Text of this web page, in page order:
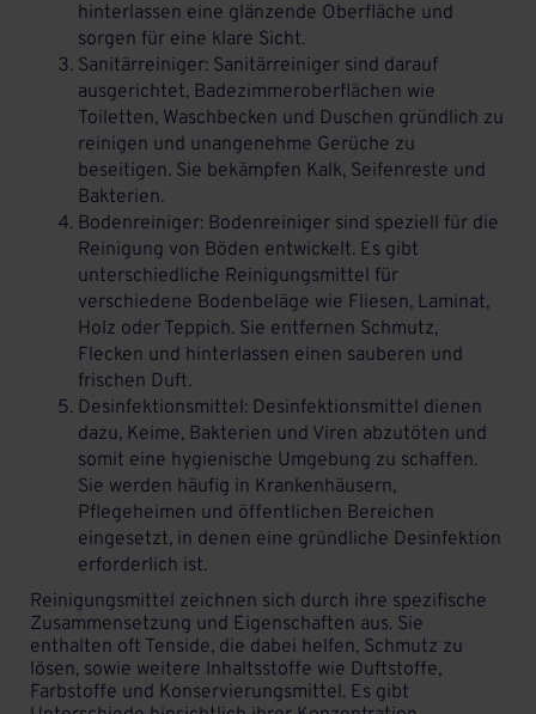
hinterlassen eine glänzende Oberfläche und
sorgen für eine klare Sicht.
Sanitärreiniger: Sanitärreiniger sind darauf
ausgerichtet, Badezimmeroberflächen wie
Toiletten, Waschbecken und Duschen gründlich zu
reinigen und unangenehme Gerüche zu
beseitigen. Sie bekämpfen Kalk, Seifenreste und
Bakterien.
Bodenreiniger: Bodenreiniger sind speziell für die
Reinigung von Böden entwickelt. Es gibt
unterschiedliche Reinigungsmittel für
verschiedene Bodenbeläge wie Fliesen, Laminat,
Holz oder Teppich. Sie entfernen Schmutz,
Flecken und hinterlassen einen sauberen und
frischen Duft.
Desinfektionsmittel: Desinfektionsmittel dienen
dazu, Keime, Bakterien und Viren abzutöten und
somit eine hygienische Umgebung zu schaffen.
Sie werden häufig in Krankenhäusern,
Pflegeheimen und öffentlichen Bereichen
eingesetzt, in denen eine gründliche Desinfektion
erforderlich ist.
Reinigungsmittel zeichnen sich durch ihre spezifische
Zusammensetzung und Eigenschaften aus. Sie
enthalten oft Tenside, die dabei helfen, Schmutz zu
lösen, sowie weitere Inhaltsstoffe wie Duftstoffe,
Farbstoffe und Konservierungsmittel. Es gibt